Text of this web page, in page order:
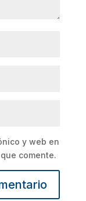
y web en
comente.